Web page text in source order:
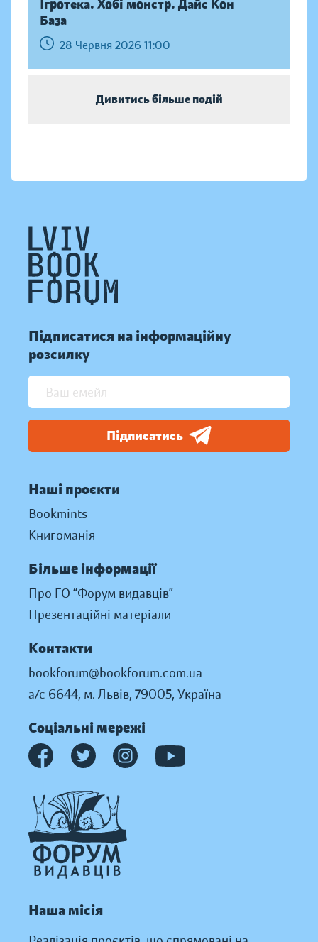
Ігротека. Хобі монстр. Дайс Кон
База
28 Червня 2026 11:00
Дивитись більше подій
Підписатися на інформаційну
розсилку
Підписатись
Наші проєкти
Bookmints
Книгоманія
Більше інформації
Про ГО “Форум видавців”
Презентаційні матеріали
Контакти
bookforum@bookforum.com.ua
а/с 6644, м. Львів, 79005, Україна
Соціальні мережі
Наша місія